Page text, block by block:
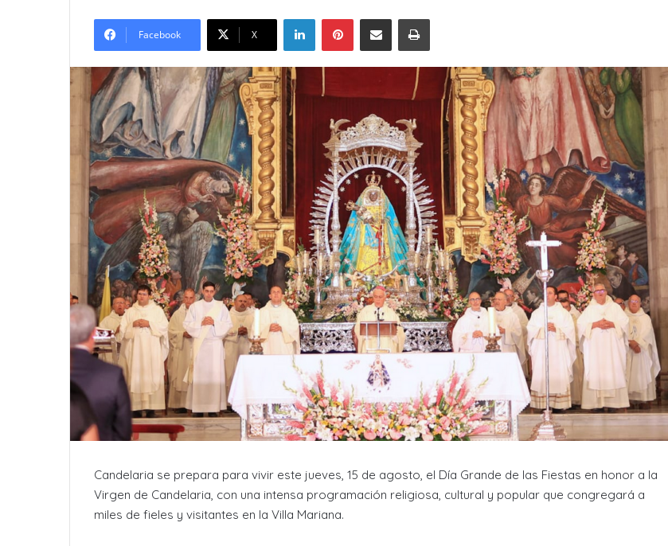
Facebook X
LinkedInPinterestCompartir por Email Imprimir
Candelaria se prepara para vivir este jueves, 15 de agosto, el Día Grande de las Fiestas en honor a la
Virgen de Candelaria, con una intensa programación religiosa, cultural y popular que congregará a
miles de fieles y visitantes en la Villa Mariana.